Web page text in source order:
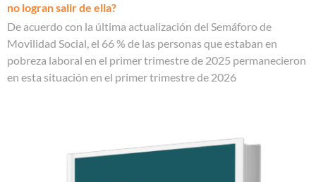
no logran salir de ella?
De acuerdo con la última actualización del Semáforo de
Movilidad Social, el 66 % de las personas que estaban en
pobreza laboral en el primer trimestre de 2025 permanecieron
en esta situación en el primer trimestre de 2026